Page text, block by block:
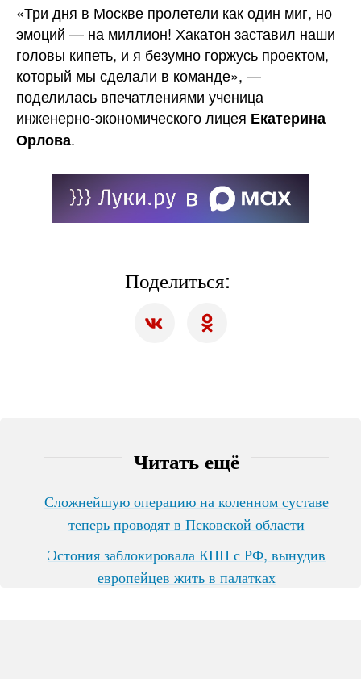
«Три дня в Москве пролетели как один миг, но
эмоций — на миллион! Хакатон заставил наши
головы кипеть, и я безумно горжусь проектом,
который мы сделали в команде», —
поделилась впечатлениями ученица
инженерно-экономического лицея Екатерина
Орлова.
Поделиться:
Читать ещё
Сложнейшую операцию на коленном суставе
теперь проводят в Псковской области
Эстония заблокировала КПП с РФ, вынудив
европейцев жить в палатках